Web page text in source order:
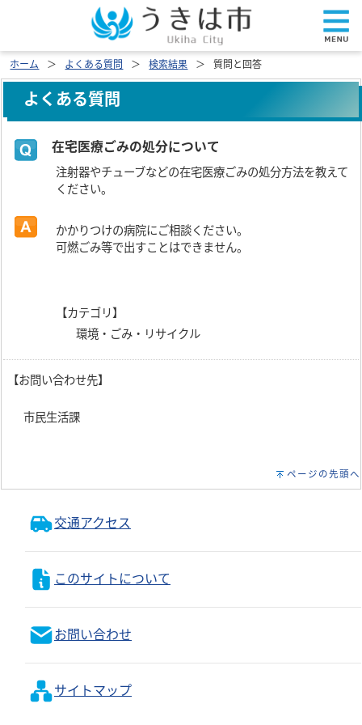
ホーム よくある質問 検索結果 質問と回答
よくある質問
在宅医療ごみの処分について
注射器やチューブなどの在宅医療ごみの処分方法を教えて
ください。
かかりつけの病院にご相談ください。
可燃ごみ等で出すことはできません。
【カテゴリ】
環境・ごみ・リサイクル
【お問い合わせ先】
市民生活課
ページの先頭へ
交通アクセス
このサイトについて
お問い合わせ
サイトマップ